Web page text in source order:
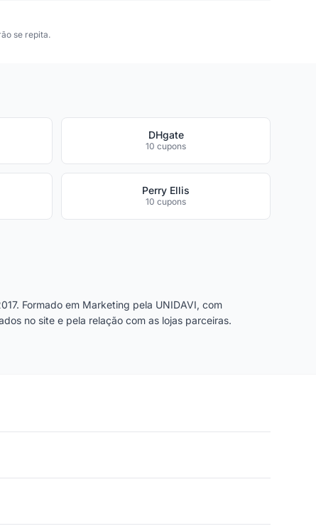
se repita.
DHgate
10 cupons
Perry Ellis
10 cupons
Formado em Marketing pela UNIDAVI, com
no site e pela relação com as lojas parceiras.